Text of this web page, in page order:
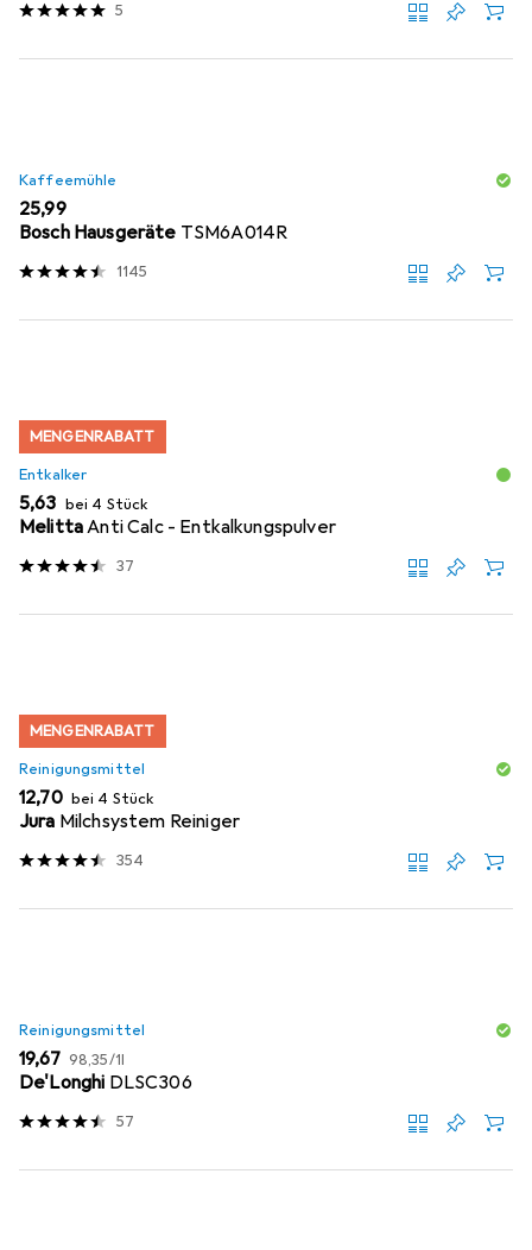
5
Kaffeemühle
EUR
25,99
Bosch Hausgeräte TSM6A014R
1145
MENGENRABATT
Entkalker
EUR
5,63 bei 4 Stück
MelittaAnti Calc - Entkalkungspulver
37
MENGENRABATT
Reinigungsmittel
EUR
12,70 bei 4 Stück
Jura Milchsystem Reiniger
354
Reinigungsmittel
EUR
19,67 EUR
98,35/1l
De'Longhi DLSC306
57